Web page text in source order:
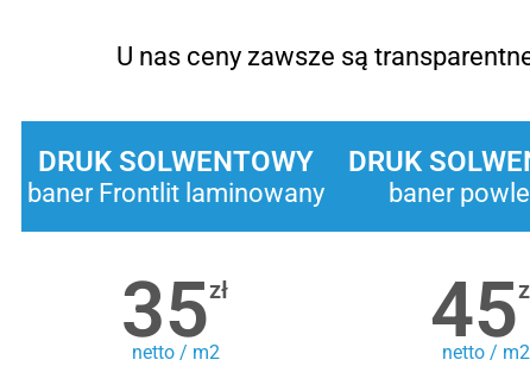
U nas ceny zawsze są
DRUK SOLWENTOWY
baner Frontlit laminowany
35zł
netto / m2
DRUK
baner
45
netto / m2